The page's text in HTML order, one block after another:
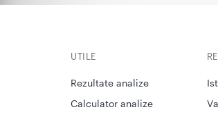
UTILE
Rezultate analize
Calculator analize